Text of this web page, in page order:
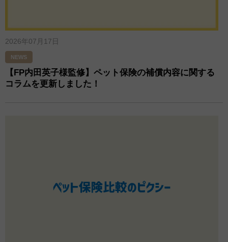
2026年07月17日
NEWS
【FP内田英子様監修】ペット保険の補償内容に関する
コラムを更新しました！